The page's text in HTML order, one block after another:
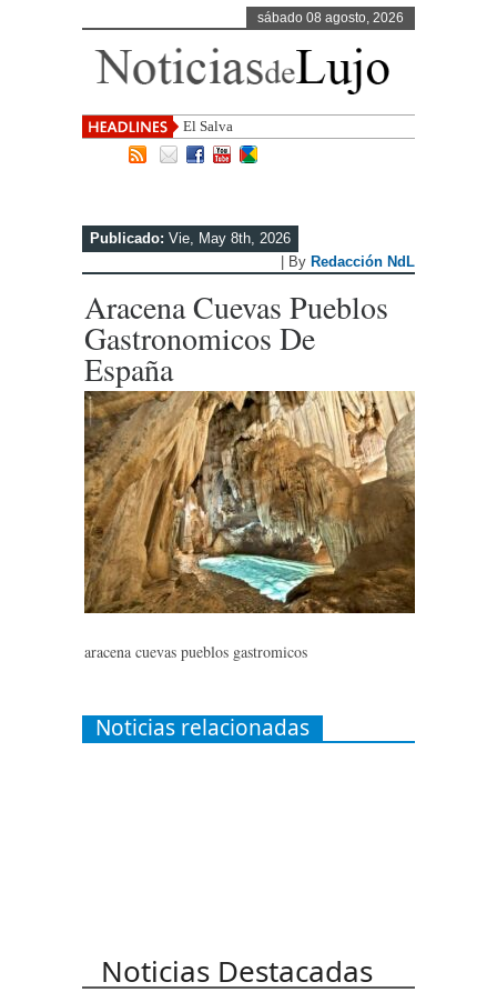
sábado 08 agosto, 2026
El Salvador, uno de los destino
Publicado: Vie, May 8th, 2026
| By Redacción NdL
Aracena Cuevas Pueblos
Gastronomicos De
España
aracena cuevas pueblos gastromicos
Noticias relacionadas
Noticias Destacadas